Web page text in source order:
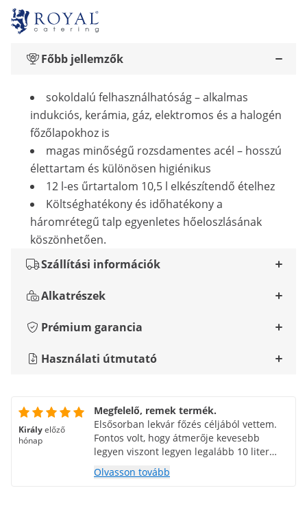
Főbb jellemzők
sokoldalú felhasználhatóság – alkalmas
indukciós, kerámia, gáz, elektromos és a halogén
főzőlapokhoz is
magas minőségű rozsdamentes acél – hosszú
élettartam és különösen higiénikus
12 l-es űrtartalom 10,5 l elkészítendő ételhez
Költséghatékony és időhatékony a
háromrétegű talp egyenletes hőeloszlásának
köszönhetően.
Szállítási információk
Alkatrészek
Prémium garancia
Használati útmutató
Királyelőző
hónap
Megfelelő, remek termék.
Elsősorban lekvár főzés céljából vettem.
Fontos volt, hogy átmerője kevesebb
legyen viszont legyen legalább 10 liter
feletti űrtartalmú és indukciós. Az első
teszt megvolt: a baracklekvár nem ragadt
Olvasson tovább